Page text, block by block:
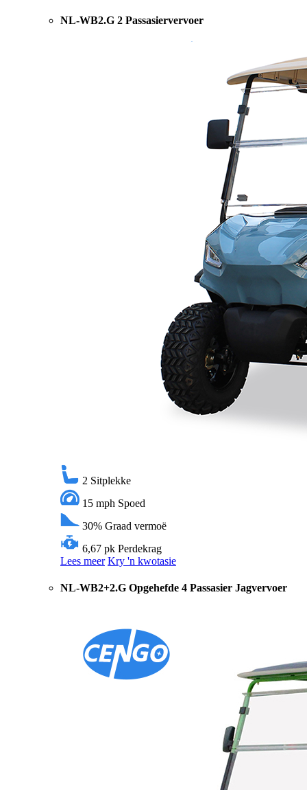
NL-WB2.G 2 Passasiervervoer
2 Sitplekke
15 mph Spoed
30% Graad vermoë
6,67 pk Perdekrag
Lees meer Kry 'n kwotasie
NL-WB2+2.G Opgehefde 4 Passasier Jagvervoer